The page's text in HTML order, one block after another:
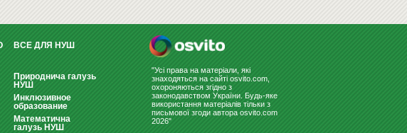
319
ВСЕ ДЛЯ НУШ
Природнича галузь
НУШ
Инклюзивное
образование
Математична
галузь НУШ
"Усі права на матеріали, які
знаходяться на сайті osvito.com,
охороняються згідно з
законодавством України. Будь-яке
використання матеріалів тільки з
письмової згоди автора osvito.com
2026"